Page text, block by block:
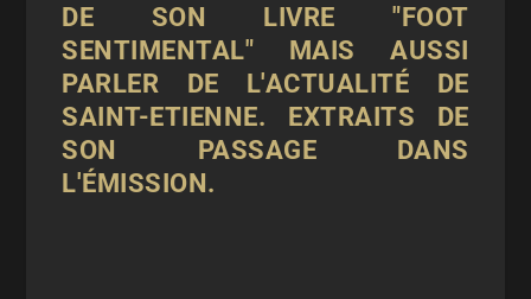
DE SON LIVRE "FOOT
SENTIMENTAL" MAIS AUSSI
PARLER DE L'ACTUALITÉ DE
SAINT-ETIENNE. EXTRAITS DE
SON PASSAGE DANS
L'ÉMISSION.